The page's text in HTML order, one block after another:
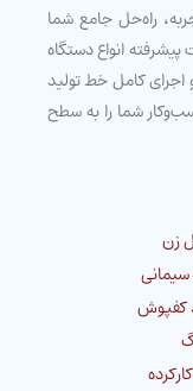
راه‌حل جامع شما
انواع دستگاه
کامل خط تولید
شما را به سطح
زن
کفپوش